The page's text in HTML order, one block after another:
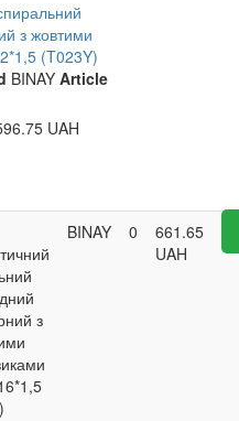
з жовтими
(T023Y)
BINAYArticle
UAH
з
BINAY 0
661.65
UAH